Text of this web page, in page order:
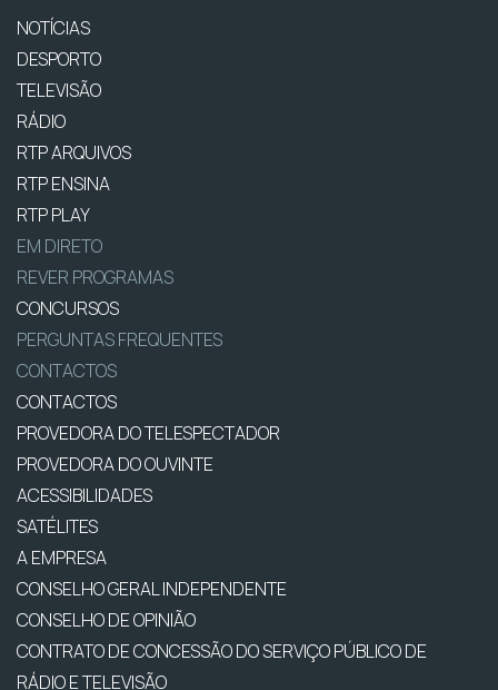
NOTÍCIAS
DESPORTO
TELEVISÃO
RÁDIO
RTP ARQUIVOS
RTP ENSINA
RTP PLAY
EM DIRETO
REVER PROGRAMAS
CONCURSOS
PERGUNTAS FREQUENTES
CONTACTOS
CONTACTOS
PROVEDORA DO TELESPECTADOR
PROVEDORA DO OUVINTE
ACESSIBILIDADES
SATÉLITES
A EMPRESA
CONSELHO GERAL INDEPENDENTE
CONSELHO DE OPINIÃO
CONTRATO DE CONCESSÃO DO SERVIÇO PÚBLICO DE
RÁDIO E TELEVISÃO